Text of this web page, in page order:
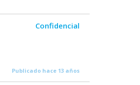
Confidencial
Publicado hace 13 años